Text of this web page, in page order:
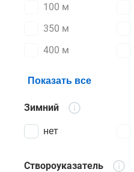
100 м
350 м
400 м
Показать все
Зимний
нет
Створоуказатель